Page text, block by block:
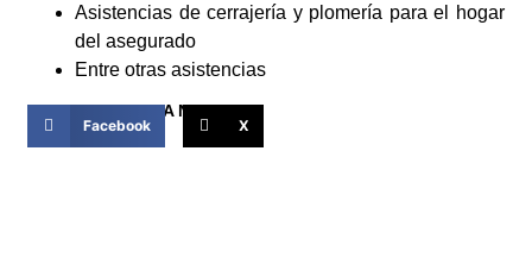
Asistencias de cerrajería y plomería para el hogar
del asegurado
Entre otras asistencias
COMPARTIR ESTA NOTICIA
Facebook X